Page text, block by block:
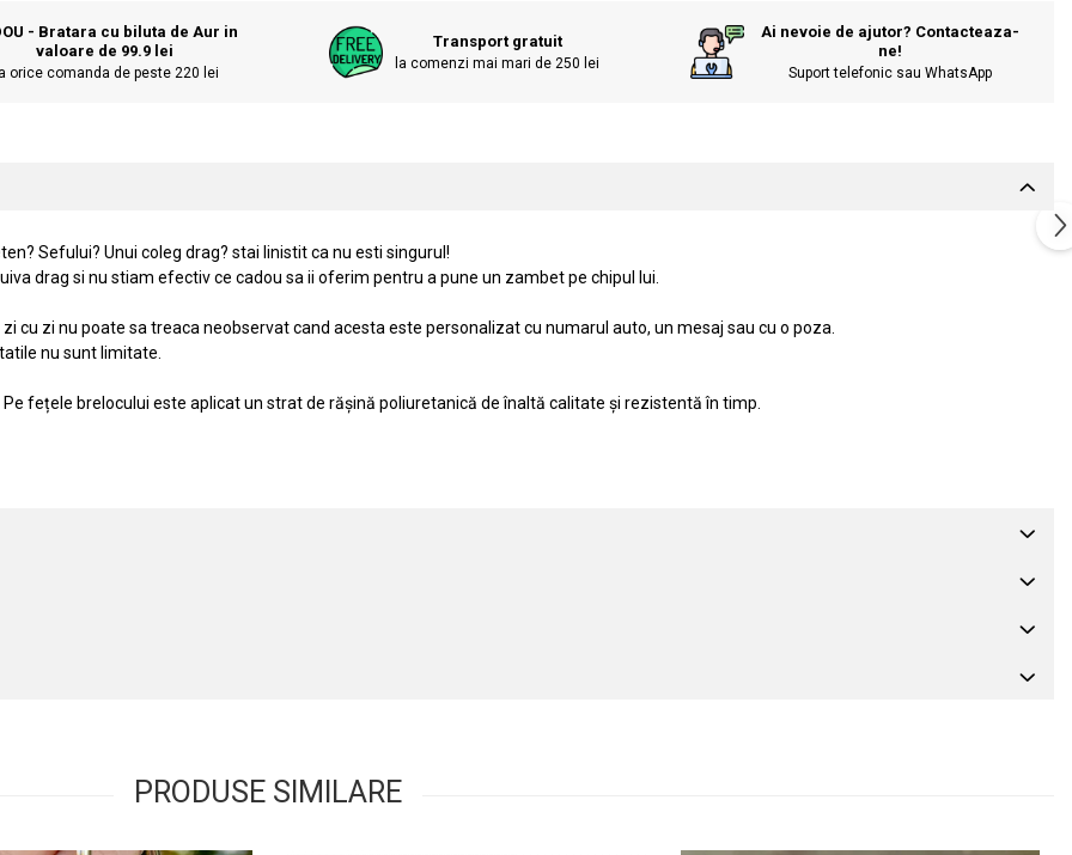
- Bratara cu biluta de Aur in
valoare de 99.9 lei
orice comanda de peste 220 lei
Transport gratuit
la comenzi mai mari de 250 lei
Ai nevoie de ajutor? Contacteaza-
ne!
Suport telefonic sau WhatsApp
Sefului? Unui coleg drag? stai linistit ca nu esti singurul!
drag si nu stiam efectiv ce cadou sa ii oferim pentru a pune un zambet pe chipul lui.
cu zi nu poate sa treaca neobservat cand acesta este personalizat cu numarul auto, un mesaj sau cu o poza.
nu sunt limitate.
fețele brelocului este aplicat un strat de rășină poliuretanică de înaltă calitate și rezistentă în timp.
PRODUSE SIMILARE